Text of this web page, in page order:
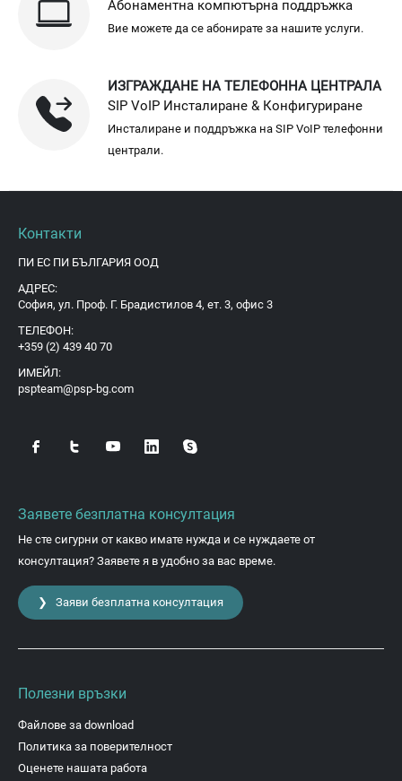
Абонаментна компютърна поддръжка
Вие можете да се абонирате за нашите услуги.
ИЗГРАЖДАНЕ НА ТЕЛЕФОННА ЦЕНТРАЛА
SIP VoIP Инсталиране & Конфигуриране
Инсталиране и поддръжка на SIP VoIP телефонни
централи.
Контакти
ПИ ЕС ПИ БЪЛГАРИЯ ООД
АДРЕС:
София, ул. Проф. Г. Брадистилов 4, ет. 3, офис 3
ТЕЛЕФОН:
+359 (2) 439 40 70
ИМЕЙЛ:
pspteam@psp-bg.com
Заявете безплатна консултация
Не сте сигурни от какво имате нужда и се нуждаете от
консултация? Заявете я в удобно за вас време.
❯ Заяви безплатна консултация
Полезни връзки
Файлове за download
Политика за поверителност
Оценете нашата работа